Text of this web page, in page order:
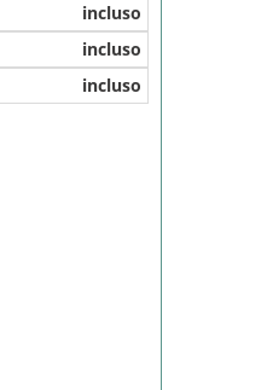
incluso
incluso
incluso